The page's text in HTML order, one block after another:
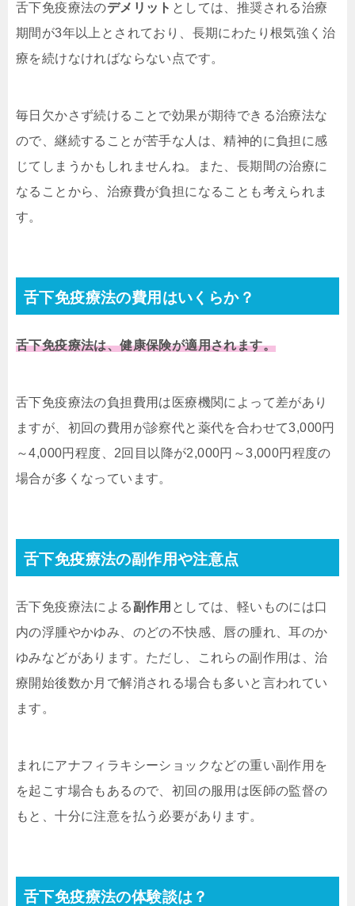
舌下免疫療法のデメリット としては、推奨される治療
期間が3年以上とされており、長期にわたり根気強く治
療を続けなければならない点です。
毎日欠かさず続けることで効果が期待できる治療法な
ので、継続することが苦手な人は、精神的に負担に感
じてしまうかもしれませんね。また、長期間の治療に
なることから、治療費が負担になることも考えられま
す。
舌下免疫療法の費用はいくらか？
舌下免疫療法は、健康保険が適用されます。
舌下免疫療法の負担費用は医療機関によって差があり
ますが、初回の費用が診察代と薬代を合わせて3,000円
～4,000円程度、2回目以降が2,000円～3,000円程度の
場合が多くなっています。
舌下免疫療法の副作用や注意点
舌下免疫療法による副作用 としては、軽いものには口
内の浮腫やかゆみ、のどの不快感、唇の腫れ、耳のか
ゆみなどがあります。ただし、これらの副作用は、治
療開始後数か月で解消される場合も多いと言われてい
ます。
まれにアナフィラキシーショックなどの重い副作用を
を起こす場合もあるので、初回の服用は医師の監督の
もと、十分に注意を払う必要があります。
舌下免疫療法の体験談は？